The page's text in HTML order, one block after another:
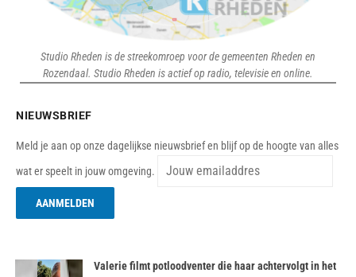
Studio Rheden is de streekomroep voor de gemeenten Rheden en
Rozendaal. Studio Rheden is actief op radio, televisie en online.
NIEUWSBRIEF
Meld je aan op onze dagelijkse nieuwsbrief en blijf op de hoogte van alles
wat er speelt in jouw omgeving.
Valerie filmt potloodventer die haar achtervolgt in het